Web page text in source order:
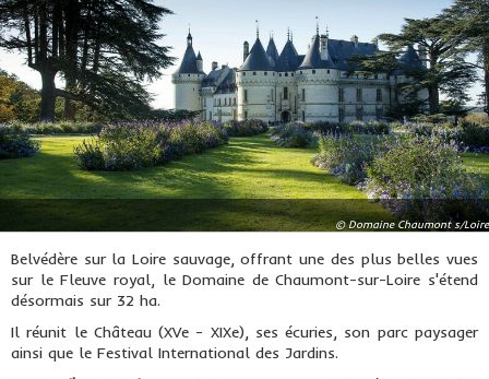
© Domaine Chaumont s/Loire
Belvédère sur la Loire sauvage, offrant une des plus belles vues
sur le Fleuve royal, le Domaine de Chaumont-sur-Loire s'étend
désormais sur 32 ha.
Il réunit le Château (XVe - XIXe), ses écuries, son parc paysager
ainsi que le Festival International des Jardins.